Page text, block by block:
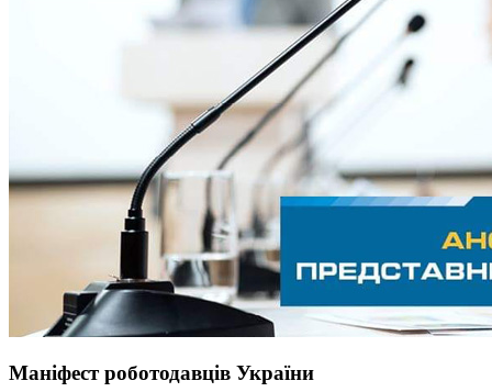
Маніфест роботодавців України